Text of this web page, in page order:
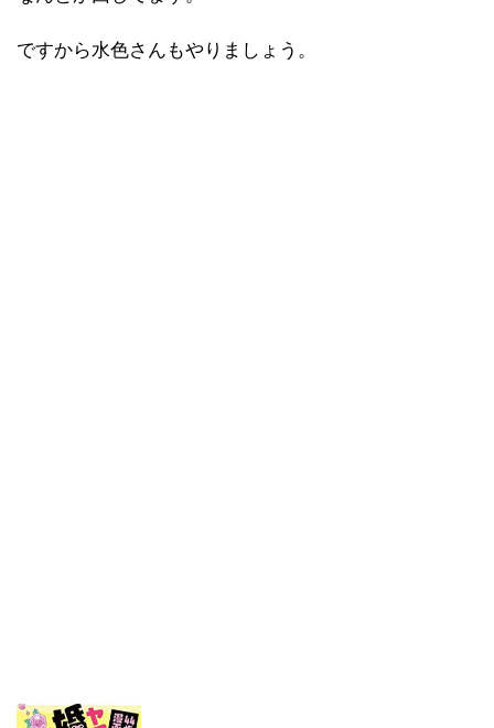
ですから水色さんもやりましょう。